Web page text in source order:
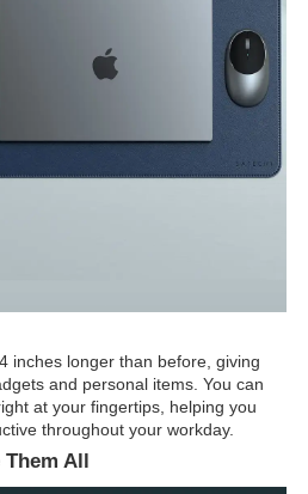
inches longer than before, giving
and personal items. You can
at your fingertips, helping you
throughout your workday.
All